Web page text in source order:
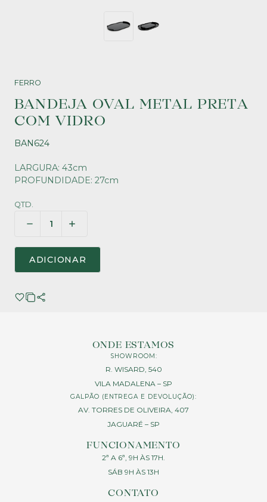
FERRO
BANDEJA OVAL METAL PRETA
COM VIDRO
BAN624
LARGURA: 43cm
PROFUNDIDADE: 27cm
QTD.
ADICIONAR
ONDE ESTAMOS
SHOWROOM:
R. WISARD, 540
VILA MADALENA – SP
GALPÃO (ENTREGA E DEVOLUÇÃO):
AV. TORRES DE OLIVEIRA, 407
JAGUARÉ – SP
FUNCIONAMENTO
2ª A 6ª, 9H ÀS 17H.
SÁB 9H ÀS 13H
CONTATO